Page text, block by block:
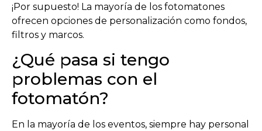
¡Por supuesto! La mayoría de los fotomatones
ofrecen opciones de personalización como fondos,
filtros y marcos.
¿Qué pasa si tengo
problemas con el
fotomatón?
En la mayoría de los eventos, siempre hay personal